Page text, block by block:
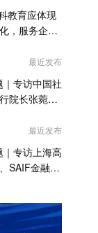
教育应体现
，服务企业
最近发布
｜专访中国社
院长张菀洺
最近发布
｜专访上海高
SAIF金融